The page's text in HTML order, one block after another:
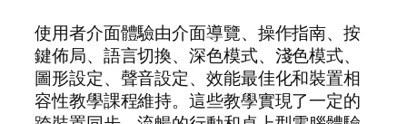
使用者介面體驗由介面導覽、操作指南、按
鍵佈局、語言切換、深色模式、淺色模式、
圖形設定、聲音設定、效能最佳化和裝置相
容性教學課程維持。這些教學實現了一定的